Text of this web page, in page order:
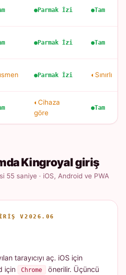
Parmak İzi Tam
Parmak İzi Tam
Parmak İzi Sınırlı
Cihaza
göre
Tam
Kingroyal giriş
55 saniye · iOS, Android ve PWA
V2026.06
tarayıcıyı aç. iOS için
için Chrome
önerilir. Üçüncü